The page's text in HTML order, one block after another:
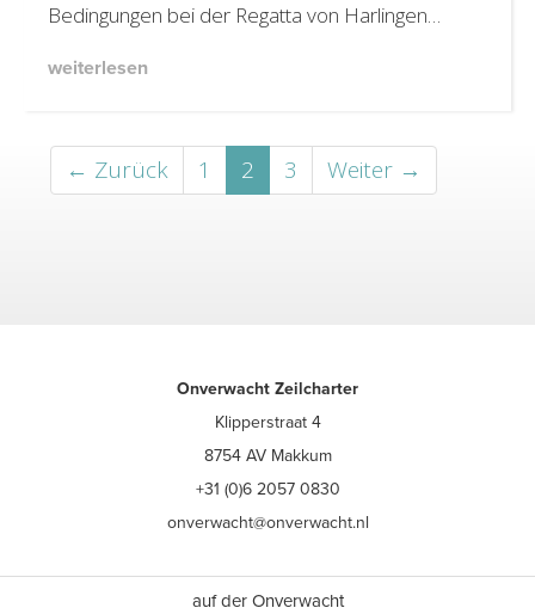
Bedingungen bei der Regatta von Harlingen…
weiterlesen
← Zurück 1 2 3 Weiter →
Onverwacht Zeilcharter
Klipperstraat 4
8754 AV Makkum
+31 (0)6 2057 0830
onverwacht@onverwacht.nl
auf der Onverwacht